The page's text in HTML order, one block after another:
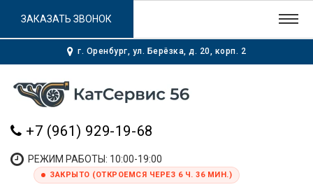
г. Оренбург, ул. Берёзка, д. 20, корп. 2
+7 (961) 929-19-68
РЕЖИМ РАБОТЫ: 10:00-19:00
ЗАКРЫТО (ОТКРОЕМСЯ ЧЕРЕЗ 6 Ч. 36 МИН.)
ЗАКАЗАТЬ ЗВОНОК